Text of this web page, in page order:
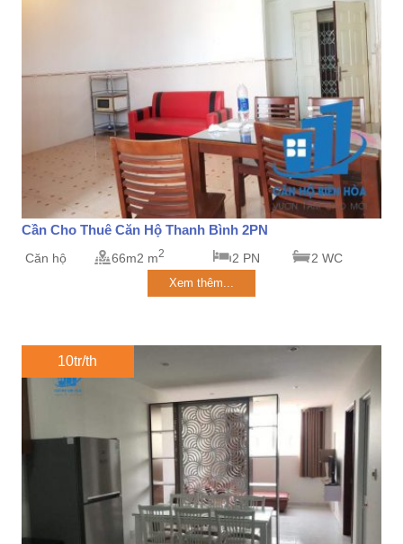
Cần Cho Thuê Căn Hộ Thanh Bình 2PN
Căn hộ 66m2 m2 2 PN 2 WC
Xem thêm...
10tr/th